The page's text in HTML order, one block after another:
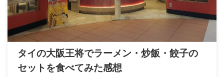
タイの大阪王将でラーメン・炒飯・餃子の
セットを食べてみた感想